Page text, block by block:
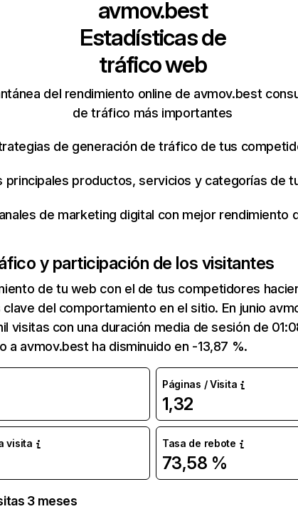
avmov.best
Estadísticas de
tráfico web
del rendimiento online de avmov.best
de tráfico más importantes
de generación de tráfico de tus
principales productos, servicios y categorías de
de marketing digital con mejor rendimiento
y participación de los visitantes
de tu web con el de tus competidores
del comportamiento en el sitio. En junio
visitas con una duración media de sesión de
a avmov.best ha disminuido en -13,87 %.
Páginas / Visita
1,32
visita Tasa de rebote
73,58 %
3 meses